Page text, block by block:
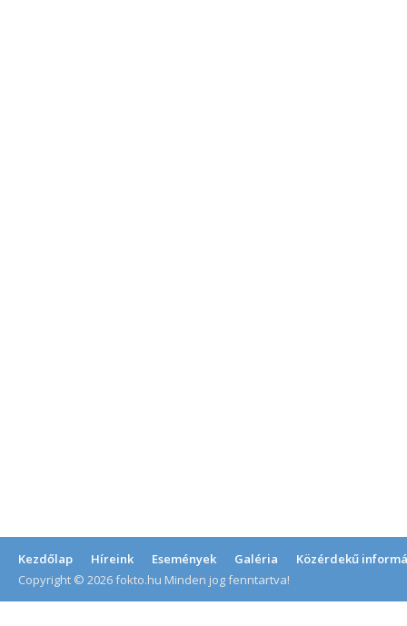
Kezdőlap Híreink Események Galéria
Közérdekű
Copyright © 2026 fokto.hu Minden jog fenntartva!